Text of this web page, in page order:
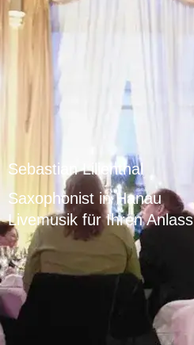
Sebastian Lilienthal
Saxophonist in Hanau
Livemusik für Ihren Anlass